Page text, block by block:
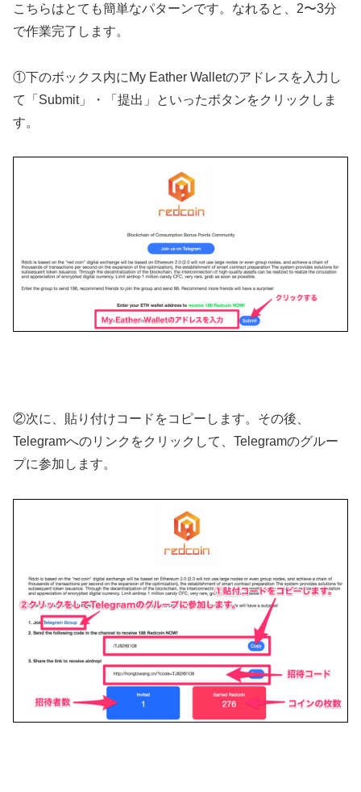
こちらはとても簡単なパターンです。なれると、2〜3分
で作業完了します。
①下のボックス内にMy Eather Walletのアドレスを入力し
て「Submit」・「提出」といったボタンをクリックしま
す。
②次に、貼り付けコードをコピーします。その後、
Telegramへのリンクをクリックして、Telegramのグルー
プに参加します。